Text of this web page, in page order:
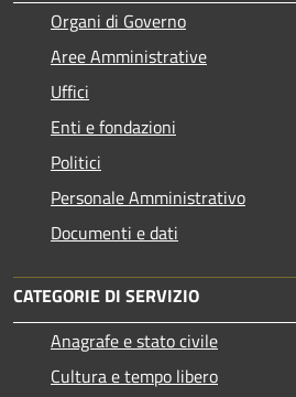
Organi di Governo
Aree Amministrative
Uffici
Enti e fondazioni
Politici
Personale Amministrativo
Documenti e dati
CATEGORIE DI SERVIZIO
Anagrafe e stato civile
Cultura e tempo libero